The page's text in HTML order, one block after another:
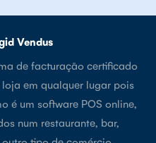
Vendus
de facturação certificado
em qualquer lugar pois
é um software POS online,
num restaurante, bar,